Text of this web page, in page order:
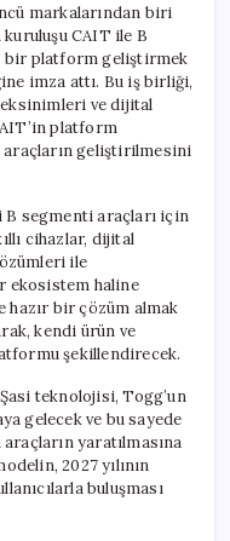
ile
Stratejik
İş
Birliği
Kurdu
markalarından biri
CAIT ile B
platform geliştirmek
imza attı. Bu iş birliği,
ve dijital
platform
geliştirilmesini
B segmenti araçları için
cihazlar, dijital
ile
ekosistem haline
hazır bir çözüm almak
kendi ürün ve
şekillendirecek.
teknolojisi, Togg’un
gelecek ve bu sayede
yaratılmasına
2027 yılının
buluşması